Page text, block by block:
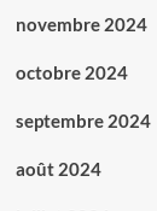
novembre 2024
octobre 2024
septembre 2024
août 2024